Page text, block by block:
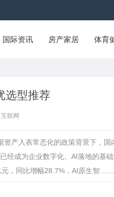
国际资讯 房产家居 体育
选型推荐
联网
产入表常态化的政策背景下，国
经成为企业数字化、AI落地的基
，同比增幅28.7%，AI原生智.........